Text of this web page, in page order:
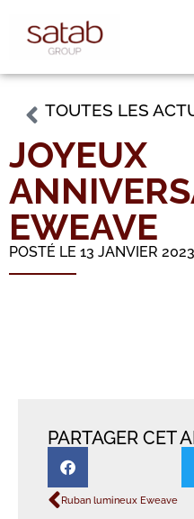
TOUTES LES
JOYEUX
EWEAVE
POSTÉ LE 13 JANVIER 2023
PARTAGER CET
Ruban lumineux Eweave